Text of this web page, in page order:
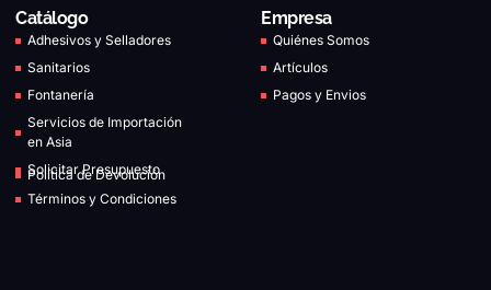
Catálogo
Adhesivos y Selladores
Sanitarios
Fontanería
Servicios de Importación
en Asia
Solicitar Presupuesto
Política de Devolución
Términos y Condiciones
Empresa
Quiénes Somos
Artículos
Pagos y Envios